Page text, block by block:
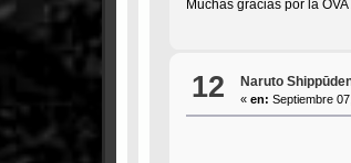
Muchas gracias por la OVA
12 Naruto
«en: Septiembre